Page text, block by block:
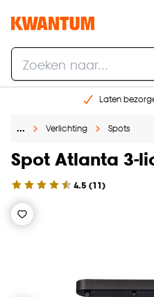
Laten
Gratis raam
… Verlichting Spots
Spot Atlanta 3-
4.5 (11)